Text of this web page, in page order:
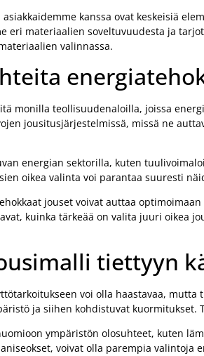
kanssa ovat keskeisiä
eri materiaalien soveltuvuudesta ja
valinnassa.
monilla teollisuudenaloilla, joissa
jousitusjärjestelmissä, missä ne
energian sektorilla, kuten
oikea valinta voi parantaa suuresti
jouset voivat auttaa
kuinka tärkeää on valita juuri oikea
tiettyyn
voi olla haastavaa, mutta
ja siihen kohdistuvat kuormitukset.
ympäristön olosuhteet, kuten
voivat olla parempia valintoja